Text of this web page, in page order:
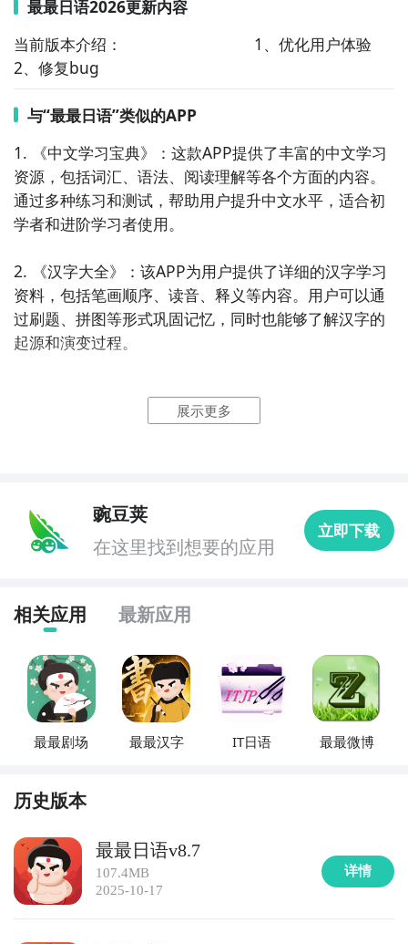
最最日语2026更新内容
当前版本介绍：                             1、优化用户体验
2、修复bug
与“最最日语”类似的APP
1. 《中文学习宝典》：这款APP提供了丰富的中文学习
资源，包括词汇、语法、阅读理解等各个方面的内容。
通过多种练习和测试，帮助用户提升中文水平，适合初
学者和进阶学习者使用。
2. 《汉字大全》：该APP为用户提供了详细的汉字学习
资料，包括笔画顺序、读音、释义等内容。用户可以通
过刷题、拼图等形式巩固记忆，同时也能够了解汉字的
起源和演变过程。
口语表达能力。它提供了丰富的实用对话、口语练习和
4. 《中文写作宝典》：该APP为用户提供了中文写作的
指导和练习，包括常用写作句型、论证技巧、段落组织
等内容。用户可以通过模拟写作题目进行练习，提高写
5. 《中文听力宝典》：这款APP为用户提供了各种难度
和主题的中文听力材料，包括新闻、故事、讲座等。用
户可以通过听力练习和理解题目来提高中文听力能力。
6. 《中文语法通》：该APP为用户提供了中文语法的深
入解析和练习，包括句型、词类、语法规则等内容。用
7. 《中文词汇宝典》：这款APP提供了丰富的中文词汇
资源，包括常用词汇、同义词、反义词等。用户可以通
过刷题、记忆卡片等形式来扩展词汇量。
8. 《中文阅读乐园》：该APP为用户提供了各种难度和
展示更多
豌豆荚
在这里找到想要的应用
立即下载
相关应用 最新应用
最最剧场 最最汉字 IT日语 最最微博
历史版本
最最日语v8.7
107.4MB
2025-10-17
详情